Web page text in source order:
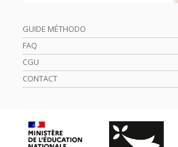
GUIDE MÉTHODO
FAQ
CGU
CONTACT